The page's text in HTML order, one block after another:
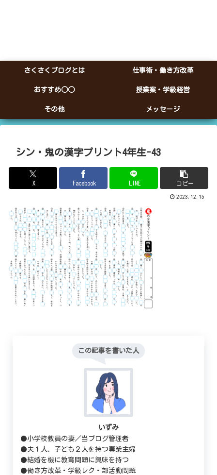
さくさくブログとは 仕事術・働き方改革
おすすめ○○ 授業案・学級経営
その他 メッセージ
シン・鬼の漢字プリント4年生-43
X Facebook LINE コピー
2023.12.15
この記事を書いた人
いずみ
●小学校教員の妻／当ブログ管理者
●夫１人、子ども２人を持つ専業主婦
●結婚を機に教育問題に興味を持つ
●働き方改革・学級レク・部活動問題